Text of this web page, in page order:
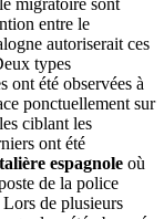
entre le
autoriserait ces
types
ont été observées à
ponctuellement sur
ciblant les
ont été
espagnole où
de la police
Lors de plusieurs